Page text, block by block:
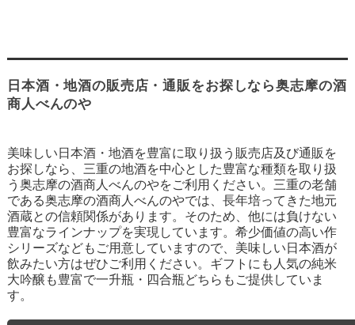
日本酒・地酒の販売店・通販をお探しなら奥志摩の酒
商人べんのや
美味しい日本酒・地酒を豊富に取り扱う販売店及び通販を
お探しなら、三重の地酒を中心とした豊富な種類を取り扱
う奥志摩の酒商人べんのやをご利用ください。三重の老舗
である奥志摩の酒商人べんのやでは、長年培ってきた地元
酒蔵との信頼関係があります。そのため、他には負けない
豊富なラインナップを実現しています。希少価値の高い作
シリーズなどもご用意していますので、美味しい日本酒が
飲みたい方はぜひご利用ください。ギフトにも人気の純米
大吟醸も豊富で一升瓶・四合瓶どちらもご提供していま
す。